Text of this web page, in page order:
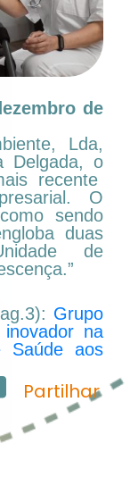
de
Lda,
Delgada, o
recente
O
sendo
duas
de
Grupo
na
Saúde aos
Partilhar